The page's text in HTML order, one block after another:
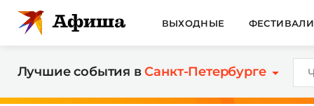
ВЫХОДНЫЕ ФЕСТИВАЛИ
Лучшие события вСанкт-Петербурге